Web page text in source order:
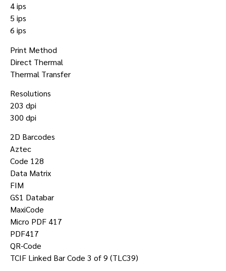
4 ips
5 ips
6 ips
Print Method
Direct Thermal
Thermal Transfer
Resolutions
203 dpi
300 dpi
2D Barcodes
Aztec
Code 128
Data Matrix
FIM
GS1 Databar
MaxiCode
Micro PDF 417
PDF417
QR-Code
TCIF Linked Bar Code 3 of 9 (TLC39)